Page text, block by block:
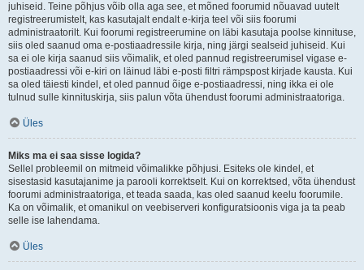
juhiseid. Teine põhjus võib olla aga see, et mõned foorumid nõuavad uutelt
registreerumistelt, kas kasutajalt endalt e-kirja teel või siis foorumi
administraatorilt. Kui foorumi registreerumine on läbi kasutaja poolse kinnituse,
siis oled saanud oma e-postiaadressile kirja, ning järgi sealseid juhiseid. Kui
sa ei ole kirja saanud siis võimalik, et oled pannud registreerumisel vigase e-
postiaadressi või e-kiri on läinud läbi e-posti filtri rämpspost kirjade kausta. Kui
sa oled täiesti kindel, et oled pannud õige e-postiaadressi, ning ikka ei ole
tulnud sulle kinnituskirja, siis palun võta ühendust foorumi administraatoriga.
Üles
Miks ma ei saa sisse logida?
Sellel probleemil on mitmeid võimalikke põhjusi. Esiteks ole kindel, et
sisestasid kasutajanime ja parooli korrektselt. Kui on korrektsed, võta ühendust
foorumi administraatoriga, et teada saada, kas oled saanud keelu foorumile.
Ka on võimalik, et omanikul on veebiserveri konfiguratsioonis viga ja ta peab
selle ise lahendama.
Üles